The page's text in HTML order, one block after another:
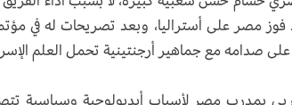
فوز مصر على أستراليا، وبعد تصريحات له في
صدامه مع جماهير أرجنتينية تحمل العلم
بمدرب مصر لأسباب أيديولوجية وسياسية